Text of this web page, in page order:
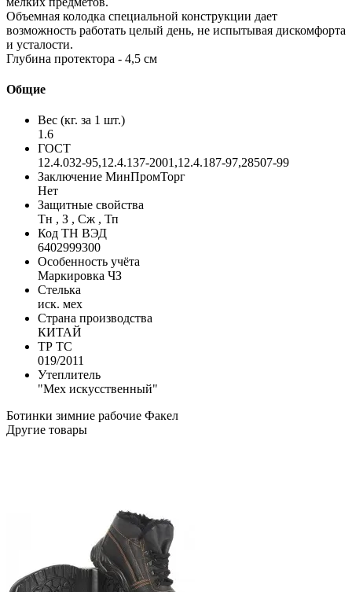
Объемная колодка специальной конструкции дает
возможность работать целый день, не испытывая дискомфорта
и усталости.
Глубина протектора - 4,5 см
Общие
Вес (кг. за 1 шт.)
1.6
ГОСТ
12.4.032-95,12.4.137-2001,12.4.187-97,28507-99
Заключение МинПромТорг
Нет
Защитные свойства
Тн , З , Сж , Тп
Код ТН ВЭД
6402999300
Особенность учёта
Маркировка ЧЗ
Стелька
иск. мех
Страна производства
КИТАЙ
ТР ТС
019/2011
Утеплитель
"Мех искусственный"
Ботинки зимние рабочие Факел
Другие товары